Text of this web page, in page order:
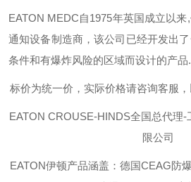
EATON MEDC自1975年英国成立以来,
通知设备制造商，该公司已经开发出
条件和有爆炸风险的区域而设计的产品.
标价为统一价，实际价格请咨询客服
EATON CROUSE-HINDS全国总代理-
限公司
EATON伊顿产品涵盖：德国CEAG防